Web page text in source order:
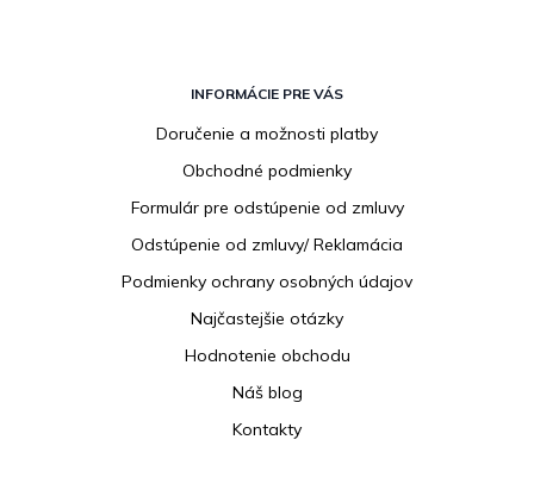
INFORMÁCIE PRE VÁS
Doručenie a možnosti platby
Obchodné podmienky
Formulár pre odstúpenie od zmluvy
Odstúpenie od zmluvy/ Reklamácia
Podmienky ochrany osobných údajov
Najčastejšie otázky
Hodnotenie obchodu
Náš blog
Kontakty